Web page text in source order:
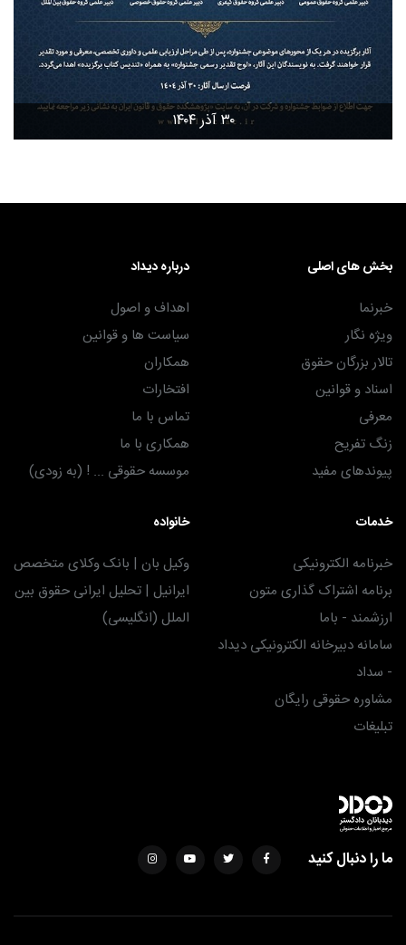
۳۰ آذر ۱۴۰۴
بخش های اصلی
خبرنما
ویژه نگار
تالار بزرگان حقوق
اسناد و قوانین
معرفی
زنگ تفریح
پیوندهای مفید
درباره دیداد
اهداف و اصول
سیاست ها و قوانین
همکاران
افتخارات
تماس با ما
همکاری با ما
موسسه حقوقی ... ! (به زودی)
خدمات
خبرنامه الکترونیکی
برنامه اشتراک گذاری متون
ارزشمند - باما
سامانه دبیرخانه الکترونیکی دیداد
- سداد
مشاوره حقوقی رایگان
تبلیغات
خانواده
وکیل بان | بانک وکلای متخصص
ایرانیل | تحلیل ایرانی حقوق بین
الملل (انگلیسی)
ما را دنبال کنید